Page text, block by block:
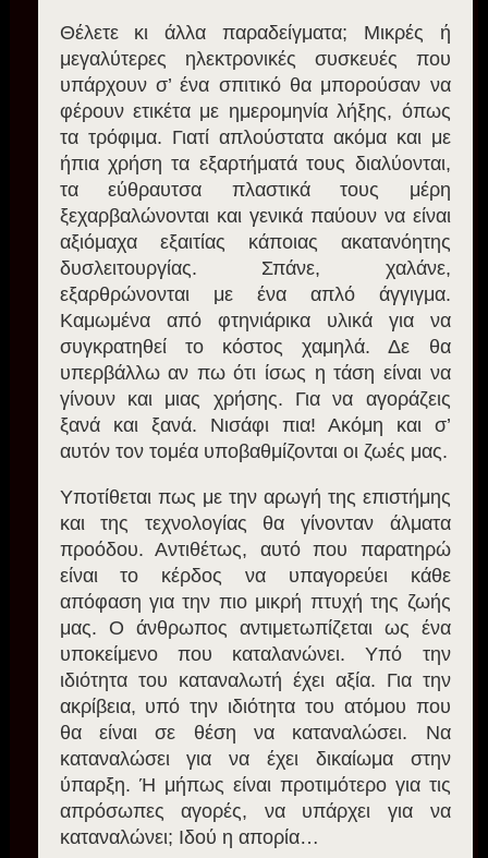
Θέλετε κι άλλα παραδείγματα; Μικρές ή
μεγαλύτερες ηλεκτρονικές συσκευές που
υπάρχουν σ’ ένα σπιτικό θα μπορούσαν να
φέρουν ετικέτα με ημερομηνία λήξης, όπως
τα τρόφιμα. Γιατί απλούστατα ακόμα και με
ήπια χρήση τα εξαρτήματά τους διαλύονται,
τα εύθραυτσα πλαστικά τους μέρη
ξεχαρβαλώνονται και γενικά παύουν να είναι
αξιόμαχα εξαιτίας κάποιας ακατανόητης
δυσλειτουργίας. Σπάνε, χαλάνε,
εξαρθρώνονται με ένα απλό άγγιγμα.
Καμωμένα από φτηνιάρικα υλικά για να
συγκρατηθεί το κόστος χαμηλά. Δε θα
υπερβάλλω αν πω ότι ίσως η τάση είναι να
γίνουν και μιας χρήσης. Για να αγοράζεις
ξανά και ξανά. Νισάφι πια! Ακόμη και σ’
αυτόν τον τομέα υποβαθμίζονται οι ζωές μας.
Υποτίθεται πως με την αρωγή της επιστήμης
και της τεχνολογίας θα γίνονταν άλματα
προόδου. Αντιθέτως, αυτό που παρατηρώ
είναι το κέρδος να υπαγορεύει κάθε
απόφαση για την πιο μικρή πτυχή της ζωής
μας. Ο άνθρωπος αντιμετωπίζεται ως ένα
υποκείμενο που καταλανώνει. Υπό την
ιδιότητα του καταναλωτή έχει αξία. Για την
ακρίβεια, υπό την ιδιότητα του ατόμου που
θα είναι σε θέση να καταναλώσει. Να
καταναλώσει για να έχει δικαίωμα στην
ύπαρξη. Ή μήπως είναι προτιμότερο για τις
απρόσωπες αγορές, να υπάρχει για να
καταναλώνει; Ιδού η απορία…